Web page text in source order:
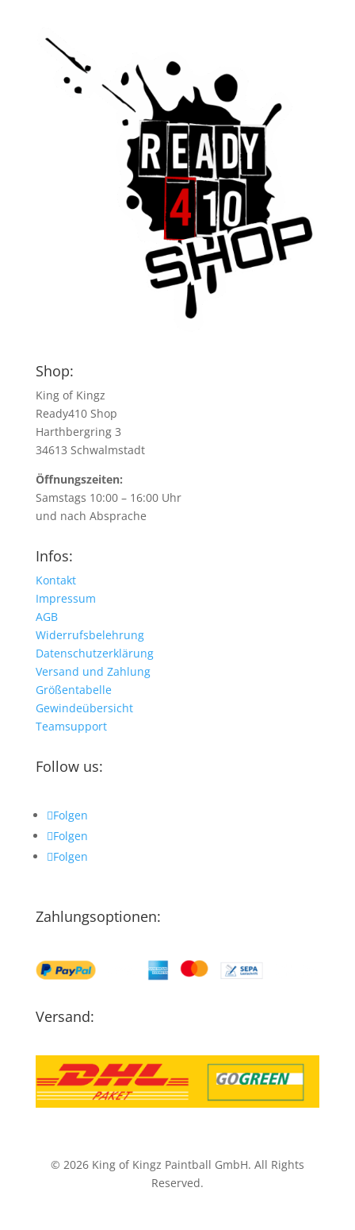
Shop:
King of Kingz
Ready410 Shop
Harthbergring 3
34613 Schwalmstadt
Öffnungszeiten:
Samstags 10:00 – 16:00 Uhr
und nach Absprache
Infos:
Kontakt
Impressum
AGB
Widerrufsbelehrung
Datenschutzerklärung
Versand und Zahlung
Größentabelle
Gewindeübersicht
Teamsupport
Follow us:
Folgen
Folgen
Folgen
Zahlungsoptionen:
Versand:
© 2026 King of Kingz Paintball GmbH. All Rights
Reserved.